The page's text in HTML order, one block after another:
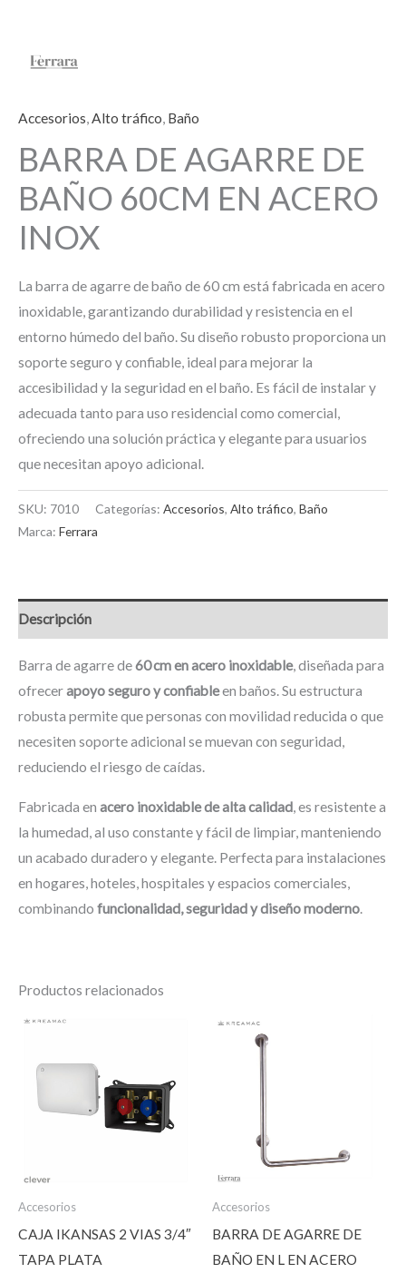
Accesorios,Alto tráfico, Baño
BARRA DE AGARRE DE
BAÑO 60CM EN ACERO
INOX
La barra de agarre de baño de 60 cm está fabricada en acero
inoxidable, garantizando durabilidad y resistencia en el
entorno húmedo del baño. Su diseño robusto proporciona un
soporte seguro y confiable, ideal para mejorar la
accesibilidad y la seguridad en el baño. Es fácil de instalar y
adecuada tanto para uso residencial como comercial,
ofreciendo una solución práctica y elegante para usuarios
que necesitan apoyo adicional.
SKU: 7010 Categorías: Accesorios, Alto tráfico, Baño
Marca: Ferrara
Descripción
Barra de agarre de60 cm en acero inoxidable, diseñada para
ofrecerapoyo seguro y confiableen baños. Su estructura
robusta permite que personas con movilidad reducida o que
necesiten soporte adicional se muevan con seguridad,
reduciendo el riesgo de caídas.
Fabricada en acero inoxidable de alta calidad, es resistente a
la humedad, al uso constante y fácil de limpiar, manteniendo
un acabado duradero y elegante. Perfecta para instalaciones
en hogares, hoteles, hospitales y espacios comerciales,
combinando funcionalidad, seguridad y diseño moderno.
Productos relacionados
Accesorios
CAJA IKANSAS 2 VIAS 3/4″
TAPA PLATA
Accesorios
BARRA DE AGARRE DE
BAÑO EN L EN ACERO